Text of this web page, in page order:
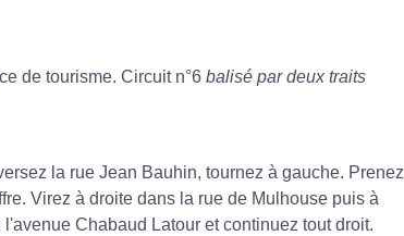
de tourisme. Circuit n°6 balisé par deux traits
la rue Jean Bauhin, tournez à gauche. Prenez
Virez à droite dans la rue de Mulhouse puis à
Chabaud Latour et continuez tout droit.